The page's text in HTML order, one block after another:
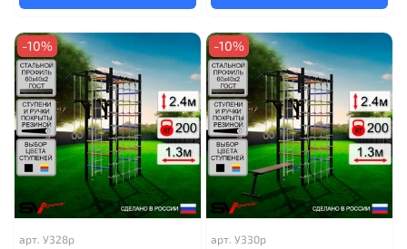
-10%
арт. У328р
-10%
арт. У330р